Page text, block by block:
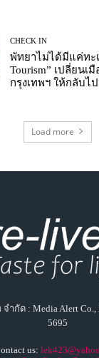
ำกัด : Media Alert
5695
us: